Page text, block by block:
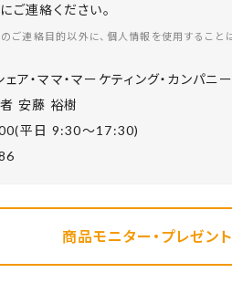
連絡ください。
連絡目的以外に、個人情報を使用することは
ア・ママ・マーケティング・カンパニー
安藤 裕樹
平⽇ 9:30〜17:30)
商品モニター・プレゼン